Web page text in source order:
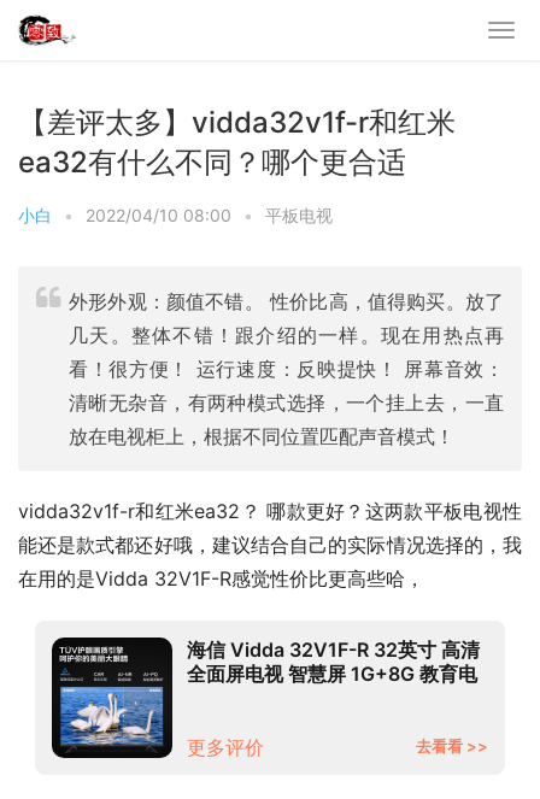
【差评太多】vidda32v1f-r和红米
ea32有什么不同？哪个更合适
小白 • 2022/04/10 08:00 • 平板电视
外形外观：颜值不错。 性价比高，值得购买。放了
几天。整体不错！跟介绍的一样。现在用热点再
看！很方便！ 运行速度：反映提快！ 屏幕音效：
清晰无杂音，有两种模式选择，一个挂上去，一直
放在电视柜上，根据不同位置匹配声音模式！
vidda32v1f-r和红米ea32？ 哪款更好？这两款平板电视性
能还是款式都还好哦，建议结合自己的实际情况选择的，我
在用的是Vidda 32V1F-R感觉性价比更高些哈，
海信 Vidda 32V1F-R 32英寸 高清
全面屏电视 智慧屏 1G+8G 教育电
更多评价 去看看 >>